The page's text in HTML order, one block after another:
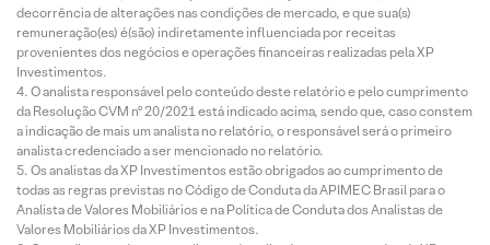
decorrência de alterações nas condições de mercado, e que sua(s)
remuneração(es) é(são) indiretamente influenciada por receitas
provenientes dos negócios e operações financeiras realizadas pela XP
Investimentos.
O analista responsável pelo conteúdo deste relatório e pelo cumprimento
da Resolução CVM nº 20/2021 está indicado acima, sendo que, caso constem
a indicação de mais um analista no relatório, o responsável será o primeiro
analista credenciado a ser mencionado no relatório.
Os analistas da XP Investimentos estão obrigados ao cumprimento de
todas as regras previstas no Código de Conduta da APIMEC Brasil para o
Analista de Valores Mobiliários e na Política de Conduta dos Analistas de
Valores Mobiliários da XP Investimentos.